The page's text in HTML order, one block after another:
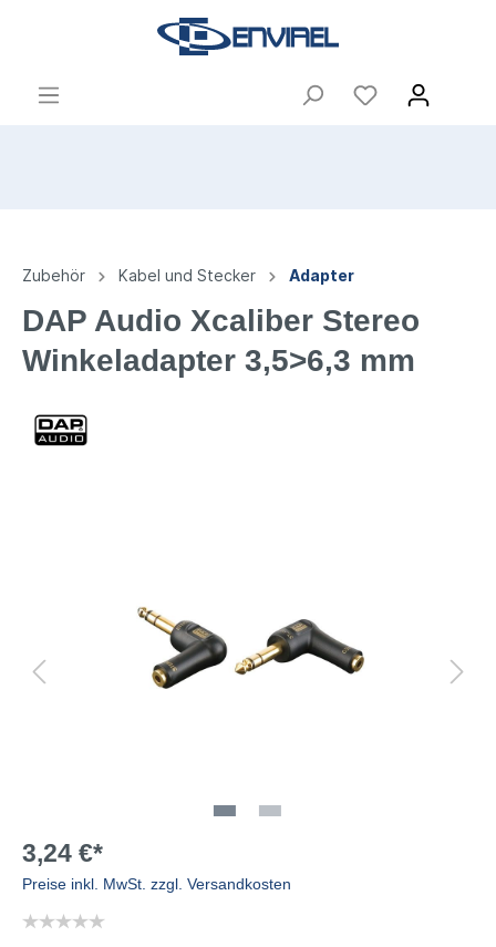
Zubehör Kabel und Stecker Adapter
DAP Audio Xcaliber Stereo
Winkeladapter 3,5>6,3 mm
3,24 €*
Preise inkl. MwSt. zzgl. Versandkosten